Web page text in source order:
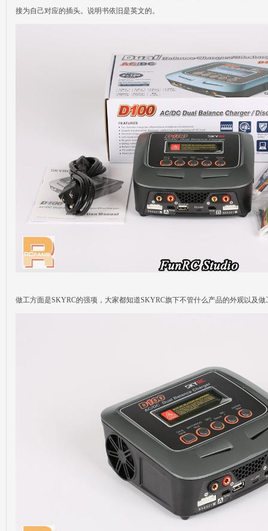
接为自己对应的插头。说明书依旧是英文的。
做工方面是SKYRC的强项，大家都知道SKYRC旗下不管什么产品的外观以及